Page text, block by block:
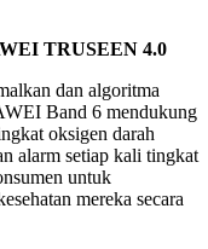
TRUSEEN 4.0
dan algoritma
Band 6 mendukung
oksigen darah
alarm setiap kali tingkat
untuk
mereka secara